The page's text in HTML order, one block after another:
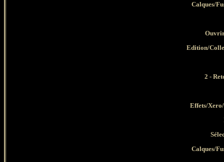
Calques/
Edition/
2 -
Effets/
Calques/